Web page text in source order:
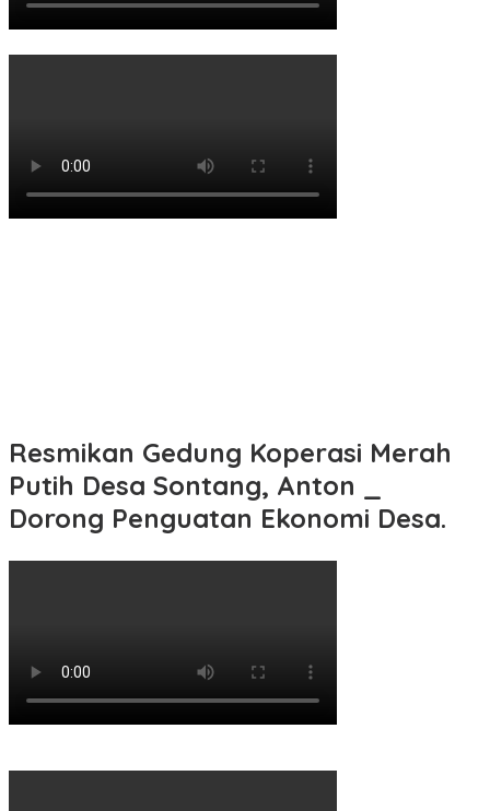
Resmikan Gedung Koperasi Merah
Putih Desa Sontang, Anton _
Dorong Penguatan Ekonomi Desa.